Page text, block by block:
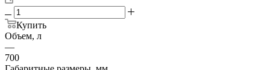
Купить
Объем, л
—
700